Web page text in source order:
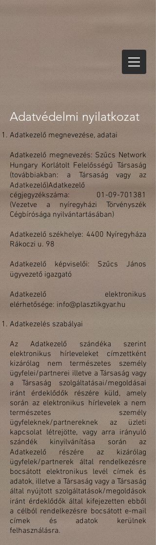
Adatvédelmi nyilatkozat
Adatkezelő megnevezése, adatai
Adatkezelő megnevezés: Szűcs Network
Hungary Korlátolt Felelősségű Társaság
(továbbiakban: a Társaság vagy az
Adatkezelő)Adatkezelő
cégjegyzékszáma: 01-09-701381
(Vezetve a nyíregyházi Törvényszék
Cégbírósága nyilvántartásában)
Adatkezelő székhelye: 4400 Nyíregyháza
Rákoczi u. 98
Adatkezelő képviselői: Szűcs János
ügyvezető igazgató
Adatkezelő elektronikus
elérhetősége: info@plasztikgyar.hu
Adatkezelés szabályai
Az Adatkezelő szándéka szerint
elektronikus hírleveleket címzettként
kizárólag nem természetes személy
ügyfelei/partnerei illetve a Társaság vagy
a Társaság szolgáltatásai/megoldásai
iránt érdeklődők részére küld, amely
során az elektronikus hírlevelek a nem
természetes személy
ügyfeleknek/partnereknek az üzleti
kapcsolat létrejötte, vagy arra irányuló
szándék kinyilvánítása során az
Adatkezelő részére az kizárólag
ügyfelek/partnerek által rendelkezésre
bocsátott elektronikus levél címek és
adatok, illetve a Társaság vagy a Társaság
által nyújtott szolgáltatások/megoldások
iránt érdeklődők által kifejezetten ebből
a célból rendelkezésre bocsátott e-mail
címek és adatok kerülnek
felhasználásra.